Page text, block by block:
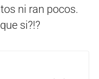
ni ran pocos.
si?!?